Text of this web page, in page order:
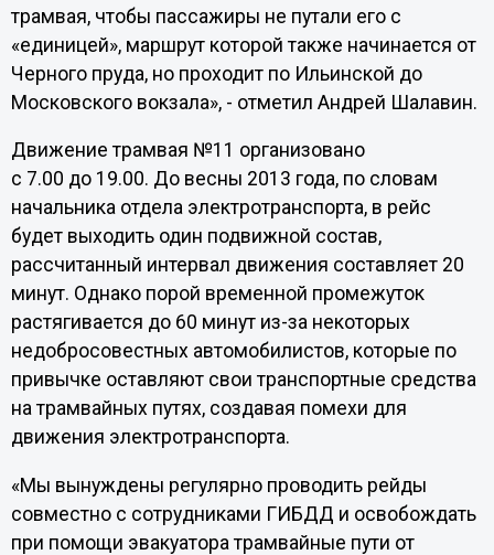
трамвая, чтобы пассажиры не путали его с
«единицей», маршрут которой также начинается от
Черного пруда, но проходит по Ильинской до
Московского вокзала», - отметил Андрей Шалавин.
Движение трамвая №11 организовано
с 7.00 до 19.00. До весны 2013 года, по словам
начальника отдела электротранспорта, в рейс
будет выходить один подвижной состав,
рассчитанный интервал движения составляет 20
минут. Однако порой временной промежуток
растягивается до 60 минут из-за некоторых
недобросовестных автомобилистов, которые по
привычке оставляют свои транспортные средства
на трамвайных путях, создавая помехи для
движения электротранспорта.
«Мы вынуждены регулярно проводить рейды
совместно с сотрудниками ГИБДД и освобождать
при помощи эвакуатора трамвайные пути от